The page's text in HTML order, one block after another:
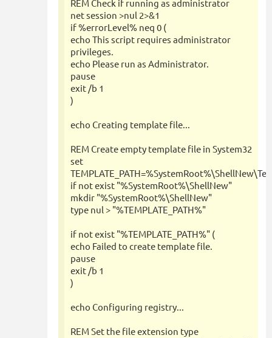
REM Check if running as administrator
net session >nul 2>&1
if %errorLevel% neq 0 (
echo This script requires administrator
privileges.
echo Please run as Administrator.
pause
exit /b 1
)
echo Creating template file...
REM Create empty template file in System32
set
if not exist "%SystemRoot%\ShellNew"
mkdir "%SystemRoot%\ShellNew"
type nul > "%TEMPLATE_PATH%"
if not exist "%TEMPLATE_PATH%" (
echo Failed to create template file.
pause
exit /b 1
)
echo Configuring registry...
REM Set the file extension type